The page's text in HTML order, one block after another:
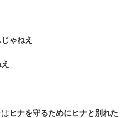
ゃねえ
ヒナを守るためにヒナと別れた